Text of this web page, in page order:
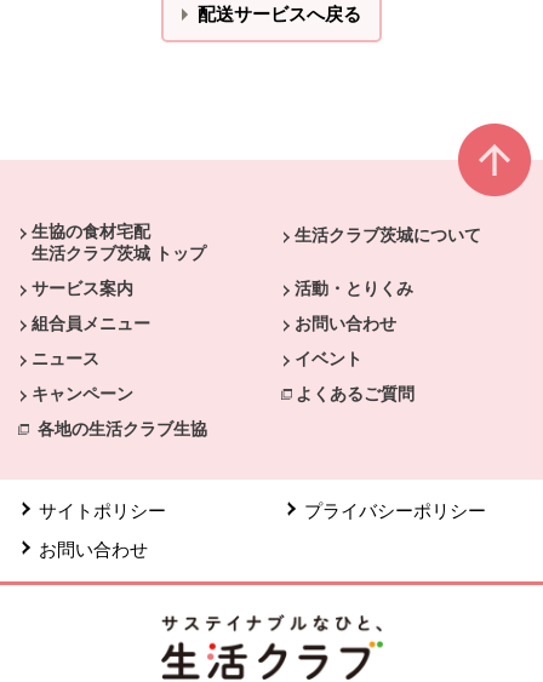
配送サービスへ戻る
生協の食材宅配
生活クラブ茨城 トップ
生活クラブ茨城について
サービス案内
活動・とりくみ
組合員メニュー
お問い合わせ
ニュース
イベント
キャンペーン
よくあるご質問
各地の生活クラブ生協
サイトポリシー
プライバシーポリシー
お問い合わせ